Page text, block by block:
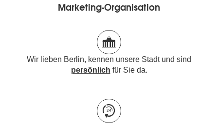
Marketing-Organisation
Wir lieben Berlin, kennen unsere Stadt und sind
persönlich für Sie da.